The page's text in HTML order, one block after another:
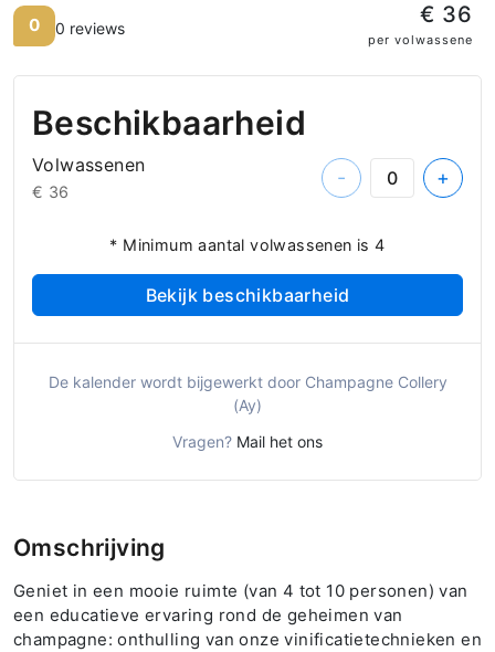
0 0 reviews € 36
per volwassene
Beschikbaarheid
Volwassenen
€ 36
- +
* Minimum aantal volwassenen is 4
Bekijk beschikbaarheid
De kalender wordt bijgewerkt door Champagne Collery
(Ay)
Vragen? Mail het ons
Omschrijving
Geniet in een mooie ruimte (van 4 tot 10 personen) van
een educatieve ervaring rond de geheimen van
champagne: onthulling van onze vinificatietechnieken en